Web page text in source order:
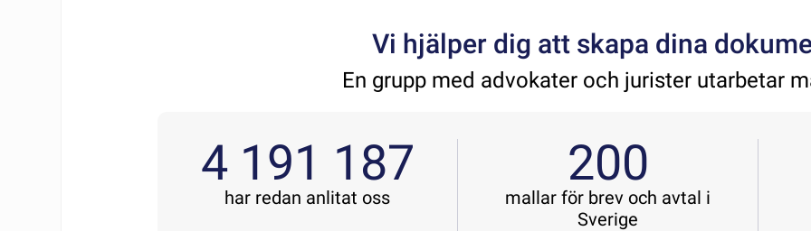
Vi hjälper dig att skapa dina
En grupp med advokater och jurister utarbetar
4 191 187
har redan anlitat oss
200
mallar för brev och avtal i
Sverige